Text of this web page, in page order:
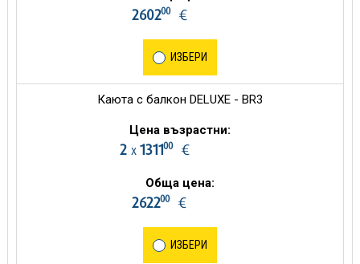
260200€
ИЗБЕРИ
Каюта с балкон DELUXE - BR3
Цена възрастни:
2 х 131100€
Обща цена:
262200€
ИЗБЕРИ